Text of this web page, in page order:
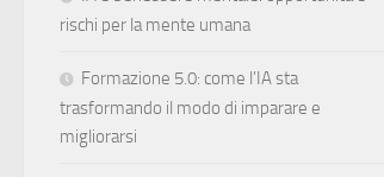
rischi per la mente umana
Formazione 5.0: come l’IA sta
trasformando il modo di imparare e
migliorarsi